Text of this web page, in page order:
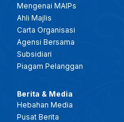
Mengenai MAIPs
Ahli Majlis
Carta Organisasi
Agensi Bersama
Subsidiari
Piagam Pelanggan
Berita & Media
Hebahan Media
Pusat Berita